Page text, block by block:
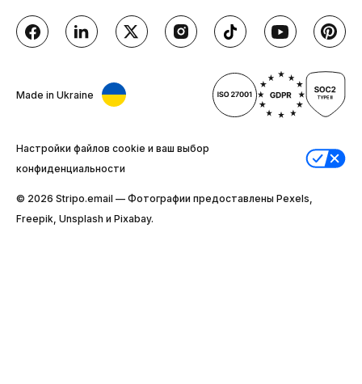
Made in Ukraine
Настройки файлов cookie и ваш выбор
конфиденциальности
© 2026 Stripо.email — Фотографии предоставлены Pexels,
Freepik, Unsplash и Pixabay.